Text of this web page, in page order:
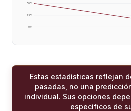
0%
25%
50%
Estas estadísticas reflejan
pasadas, no una
individual. Sus opciones
específicos de